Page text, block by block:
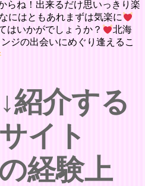
らね！出来るだけ思いっきり楽
なにはともあれまずは気楽に
はいかがでしょうか？
北海
ジの出会いにめぐり逢えるこ
紹介する
イト
経験上